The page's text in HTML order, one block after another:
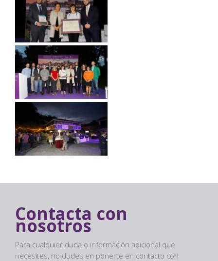
Contacta con
nosotros
Para cualquier duda o información adicional que
necesites, no dudes en ponerte en contacto con